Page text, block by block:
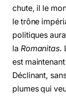
chute, il le
le trône
politiques
la Romanitas.
est
Déclinant,
plumes qui